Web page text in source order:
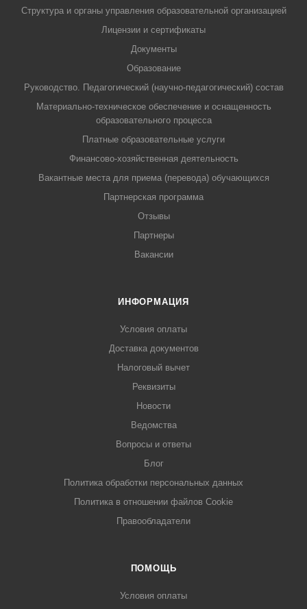
Структура и органы управления образовательной организацией
Лицензии и сертификаты
Документы
Образование
Руководство. Педагогический (научно-педагогический) состав
Материально-техническое обеспечение и оснащенность
образовательного процесса
Платные образовательные услуги
Финансово-хозяйственная деятельность
Вакантные места для приема (перевода) обучающихся
Партнерская программа
Отзывы
Партнеры
Вакансии
ИНФОРМАЦИЯ
Условия оплаты
Доставка документов
Налоговый вычет
Реквизиты
Новости
Ведомства
Вопросы и ответы
Блог
Политика обработки персональных данных
Политика в отношении файлов Cookie
Правообладатели
ПОМОЩЬ
Условия оплаты